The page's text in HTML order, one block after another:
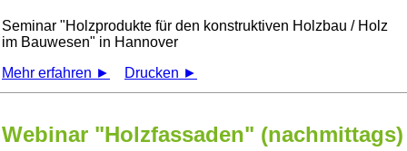
Seminar
Holzprodukte für den konstruktiven Holzbau / Holz
im Bauwesen
in Hannover
Mehr erfahren ►
Drucken ►
Webinar "Holzfassaden" (nachmittags)